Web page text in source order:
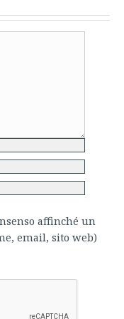
affinché un
email, sito web)